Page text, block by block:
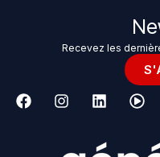
Recevez les